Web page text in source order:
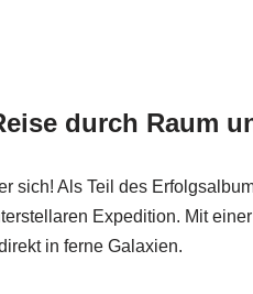
durch Raum
sich! Als Teil des
Expedition. Mit
in ferne Galaxien.